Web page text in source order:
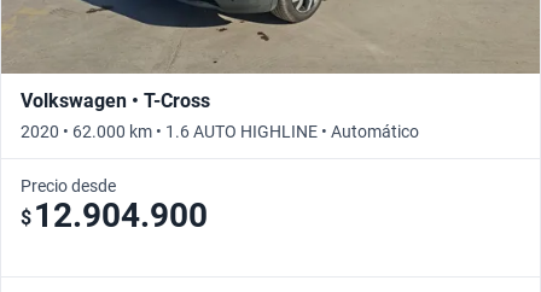
Volkswagen • T-Cross
2020 • 62.000 km • 1.6 AUTO HIGHLINE • Automático
Precio desde
$ 12.904.900